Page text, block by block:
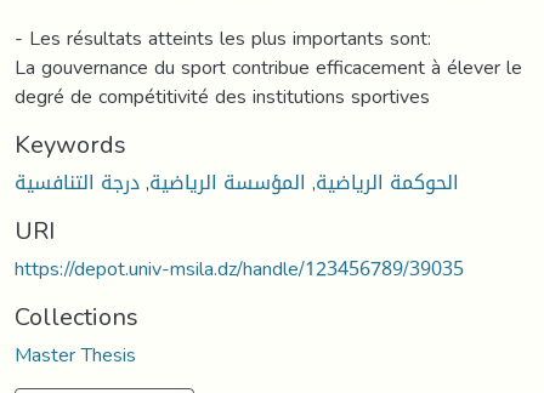
- Les résultats atteints les plus importants sont:
La gouvernance du sport contribue efficacement à élever le
degré de compétitivité des institutions sportives
Keywords
الحوكمة الرياضية, المؤسسة الرياضية,درجة التنافسية
URI
https://depot.univ-msila.dz/handle/123456789/39035
Collections
Master Thesis